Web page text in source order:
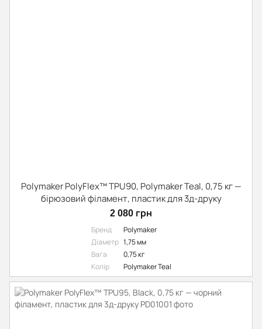
Polymaker PolyFlex™ TPU90, Polymaker Teal, 0,75 кг —
бірюзовий філамент, пластик для 3д-друку
2 080 грн
Бренд
Polymaker
Діаметр 1,75 мм
Вага
0,75 кг
Колір
Polymaker Teal